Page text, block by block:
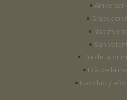
•
•
•
• San
• Día de la
• Día de la
• Navidad y